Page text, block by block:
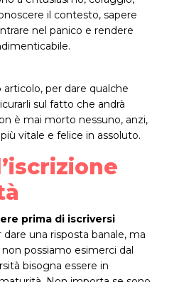
il contesto, sapere
nel panico e rendere
per dare qualche
sul fatto che andrà
è mai morto nessuno, anzi,
vitale e felice in assoluto.
prima di iscriversi
una risposta banale, ma
possiamo esimerci dal
bisogna essere in